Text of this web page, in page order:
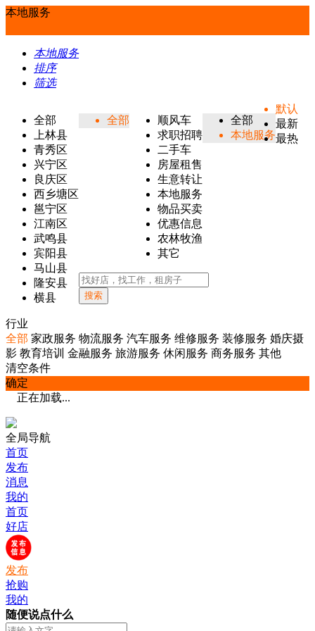
本地服务
本地服务
排序
筛选
全部
上林县
青秀区
兴宁区
良庆区
西乡塘区
邕宁区
江南区
武鸣县
宾阳县
马山县
隆安县
横县
全部
顺风车
求职招聘
二手车
房屋租售
生意转让
本地服务
物品买卖
优惠信息
农林牧渔
其它
全部
本地服务
默认
最新
最热
行业
全部 家政服务 物流服务 汽车服务 维修服务 装修服务 婚庆摄
影 教育培训 金融服务 旅游服务 休闲服务 商务服务 其他
清空条件
确定
搜索
正在加载...
全局导航
首页
发布
消息
我的
首页
好店
发布
抢购
我的
随便说点什么